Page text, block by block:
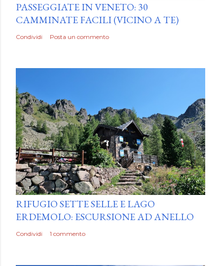
PASSEGGIATE IN VENETO: 30
CAMMINATE FACILI (VICINO A TE)
Condividi Posta un commento
byLuca Mattiello
RIFUGIO SETTE SELLE E LAGO
ERDEMOLO: ESCURSIONE AD ANELLO
Condividi 1 commento